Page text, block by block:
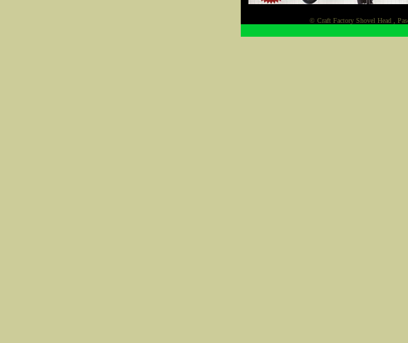
© Craft Factory Shovel Head ,